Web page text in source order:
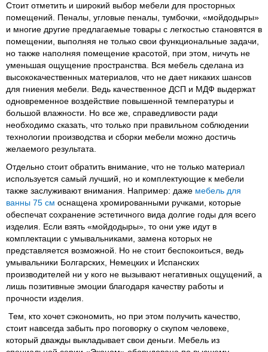
Стоит отметить и широкий выбор мебели для просторных
помещений. Пеналы, угловые пеналы, тумбочки, «мойдодыры»
и многие другие предлагаемые товары с легкостью становятся в
помещении, выполняя не только свои функциональные задачи,
но также наполняя помещение красотой, при этом, ничуть не
уменьшая ощущение пространства. Вся мебель сделана из
высококачественных материалов, что не дает никаких шансов
для гниения мебели. Ведь качественное ДСП и МДФ выдержат
одновременное воздействие повышенной температуры и
большой влажности. Но все же, справедливости ради
необходимо сказать, что только при правильном соблюдении
технологии производства и сборки мебели можно достичь
желаемого результата.
Отдельно стоит обратить внимание, что не только материал
используется самый лучший, но и комплектующие к мебели
также заслуживают внимания. Например: даже мебель для
ванны 75 см оснащена хромированными ручками, которые
обеспечат сохранение эстетичного вида долгие годы для всего
изделия. Если взять «мойдодыры», то они уже идут в
комплектации с умывальниками, замена которых не
представляется возможной. Но не стоит беспокоиться, ведь
умывальники Болгарских, Немецких и Испанских
производителей ни у кого не вызывают негативных ощущений, а
лишь позитивные эмоции благодаря качеству работы и
прочности изделия.
Тем, кто хочет сэкономить, но при этом получить качество,
стоит навсегда забыть про поговорку о скупом человеке,
который дважды выкладывает свои деньги. Мебель из